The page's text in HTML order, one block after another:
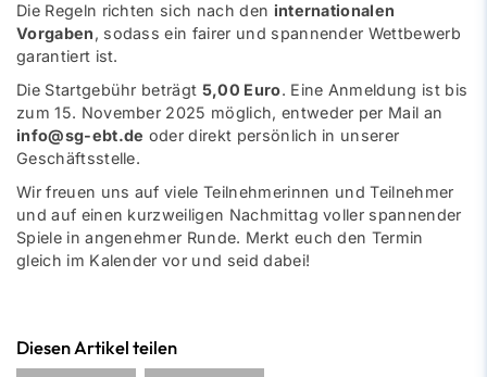
Die Regeln richten sich nach den internationalen
Vorgaben, sodass ein fairer und spannender Wettbewerb
garantiert ist.
Die Startgebühr beträgt 5,00 Euro. Eine Anmeldung ist bis
zum 15. November 2025 möglich, entweder per Mail an
info@sg-ebt.de oder direkt persönlich in unserer
Geschäftsstelle.
Wir freuen uns auf viele Teilnehmerinnen und Teilnehmer
und auf einen kurzweiligen Nachmittag voller spannender
Spiele in angenehmer Runde. Merkt euch den Termin
gleich im Kalender vor und seid dabei!
Diesen Artikel teilen